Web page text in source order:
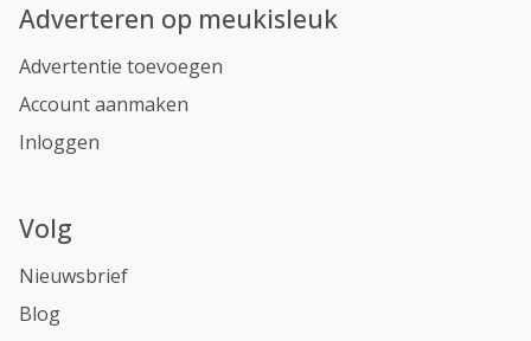
Adverteren op meukisleuk
Advertentie toevoegen
Account aanmaken
Inloggen
Volg
Nieuwsbrief
Blog